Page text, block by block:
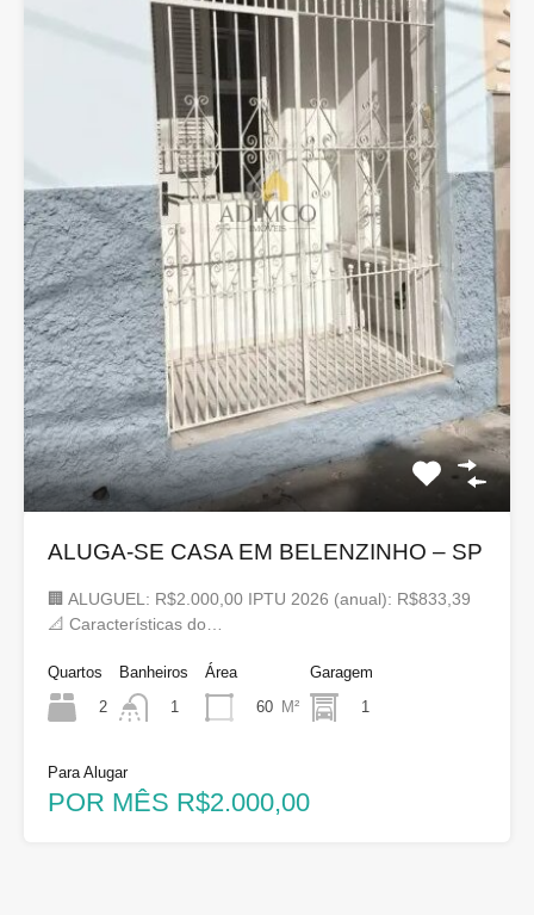
ALUGA-SE CASA EM BELENZINHO – SP
🏢 ALUGUEL: R$2.000,00 IPTU 2026 (anual): R$833,39
📐 Características do…
Quartos
2
Banheiros
1
Área
60 M²
Garagem
1
Para Alugar
POR MÊS R$2.000,00